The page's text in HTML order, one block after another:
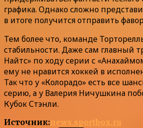
графика. Однако сложно
в итоге получится отправить
Тем более что, команде
стабильности. Даже сам главный
Найтс» по ходу серии с
ему не нравится хоккей в
Так что у «Колорадо» есть все
серию, а у Валерия Ничушкина
Кубок Стэнли.
Источник:news.sportbox.ru